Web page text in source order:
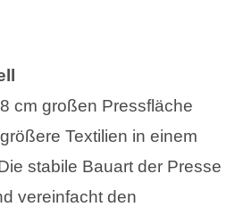
cm großen Pressfläche
Textilien in einem
stabile Bauart der Presse
vereinfacht den